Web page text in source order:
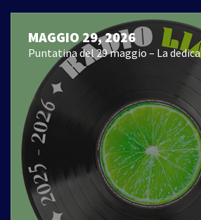
MAGGIO 29, 2026
Puntatina del 29 maggio – La dedica